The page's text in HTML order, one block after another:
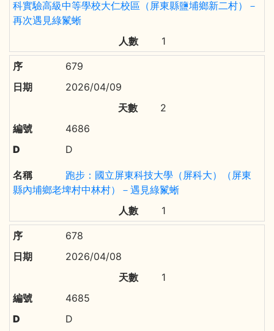
科實驗高級中等學校大仁校區（屏東縣鹽埔鄉新二村）－
再次遇見綠鬣蜥
1
679
2026/04/09
2
4686
D
跑步：國立屏東科技大學（屏科大）（屏東
縣內埔鄉老埤村中林村）－遇見綠鬣蜥
1
678
2026/04/08
1
4685
D